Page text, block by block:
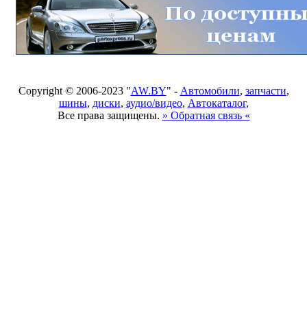
Copyright © 2006-2023 "AW.BY" - Автомобили, запчасти,
шины, диски, аудио/видео, Автокаталог,
Все права защищены. » Обратная связь «